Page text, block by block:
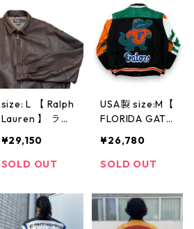
ゴ アメカジ ヒ
ップホップ 古
着 古着屋 高円
寺 ビンテージ n
40119
size: L 【 Ralph
Lauren 】 ラル
レザー レザー
ジャケット ブ
古着屋 高円寺
ヴィンテージ
¥29,150
SOLD OUT
USA製 size:M【
FLORIDA GATO
】フロリダゲイ
ターズ JHデザ
ャケット スタ
ジアムジャンパ
ー スタジャン
¥26,780
SOLD OUT